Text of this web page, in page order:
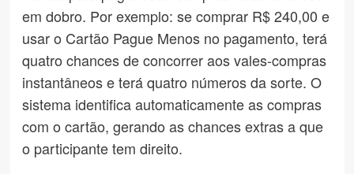
em dobro. Por exemplo: se comprar R$ 240,00 e
usar o Cartão Pague Menos no pagamento, terá
quatro chances de concorrer aos vales-compras
instantâneos e terá quatro números da sorte. O
sistema identifica automaticamente as compras
com o cartão, gerando as chances extras a que
o participante tem direito.